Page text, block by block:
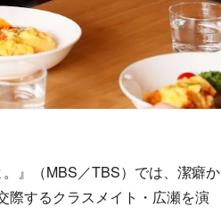
』（MBS／TBS）では、潔癖か
際するクラスメイト・広瀬を演